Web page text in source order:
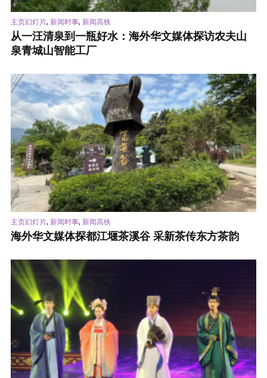
主页幻灯片, 新闻时事, 新闻高铁
从一汪清泉到一瓶好水：海外华文媒体探访农夫山
泉青城山智能工厂
主页幻灯片, 新闻时事, 新闻高铁
海外华文媒体探都江堰茶溪谷 采新茶传东方茶韵